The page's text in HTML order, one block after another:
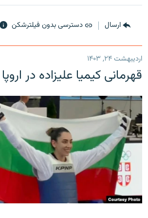
ارسال دسترسی بدون فیلترشکن
اردیبهشت ۲۴, ۱۴۰۳
قهرمانی کیمیا علیزاده در اروپا